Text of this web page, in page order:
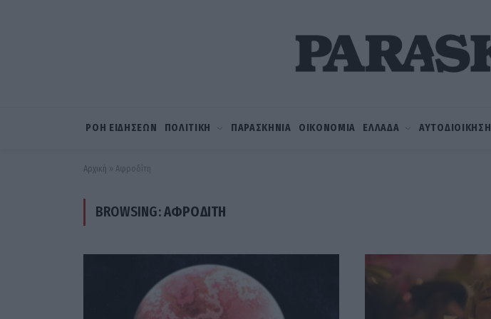
ΡΟΗ ΕΙΔΗΣΕΩΝ ΠΟΛΙΤΙΚΗ ΠΑΡΑΣΚΗΝΙΑ ΟΙΚΟΝΟΜΙΑ ΕΛΛΑΔΑ ΑΥΤΟΔΙΟΙΚΗΣΗ
Αρχική » Αφροδίτη
BROWSING:ΑΦΡΟΔΊΤΗ